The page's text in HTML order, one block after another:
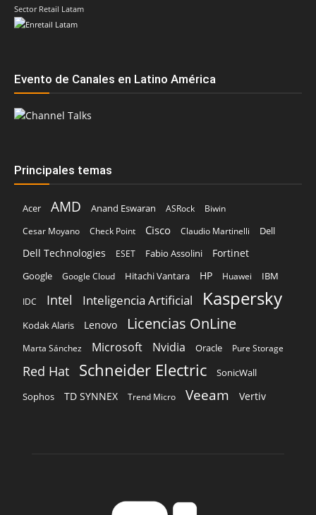
Sector Retail Latam
Evento de Canales en Latino América
Principales temas
Acer AMD Anand Eswaran ASRock
Biwin
Cesar Moyano
Check Point Cisco Claudio Martinelli Dell
Dell Technologies ESET Fabio Assolini Fortinet
Google Google Cloud Hitachi Vantara HP Huawei IBM
IDC Intel Inteligencia Artificial Kaspersky
Kodak Alaris Lenovo Licencias OnLine
Marta Sánchez Microsoft Nvidia Oracle Pure Storage
Red Hat Schneider Electric SonicWall
Sophos TD SYNNEX Trend Micro Veeam Vertiv